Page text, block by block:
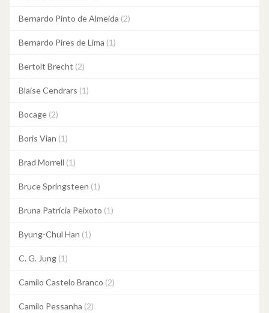
Bernardo Pinto de Almeida (2)
Bernardo Pires de Lima (1)
Bertolt Brecht (2)
Blaise Cendrars (1)
Bocage (2)
Boris Vian (1)
Brad Morrell (1)
Bruce Springsteen (1)
Bruna Patrícia Peixoto (1)
Byung-Chul Han (1)
C. G. Jung (1)
Camilo Castelo Branco (2)
Camilo Pessanha (2)